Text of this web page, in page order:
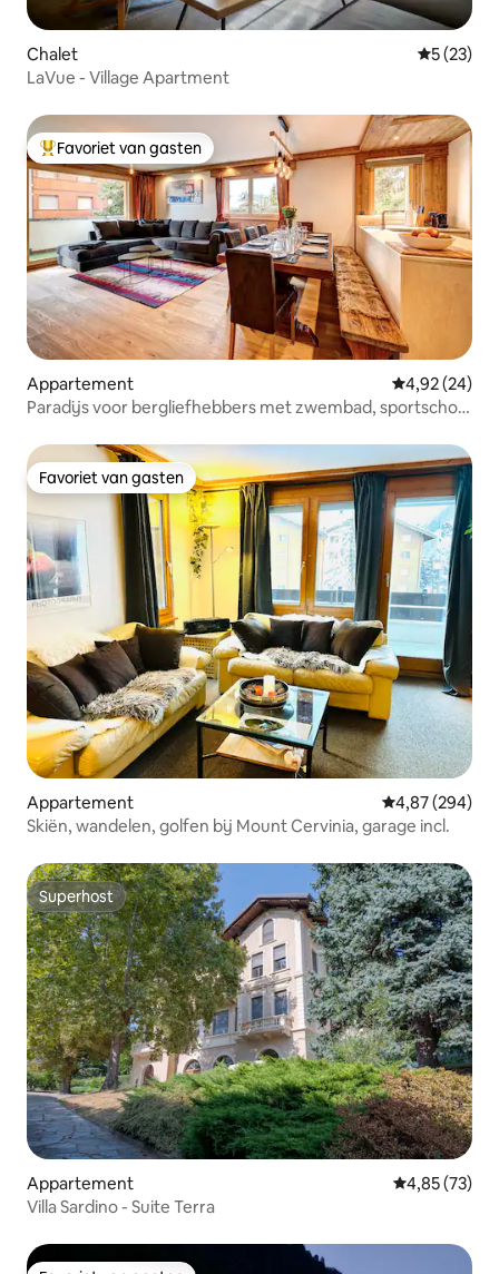
Chalet
5 (23)
LaVue - Village Apartment
Topfavoriet van gasten
Favoriet van gasten
Appartement Gemiddelde
4,92 (24)
Paradijs voor bergliefhebbers met zwembad, sportschool
Favoriet van gasten
Favoriet van gasten
Appartement Gemiddelde
4,87 (294)
Skiën, wandelen, golfen bij Mount Cervinia, garage incl.
Superhost
Superhost
Appartement Gemiddelde
4,85 (73)
Villa Sardino - Suite Terra